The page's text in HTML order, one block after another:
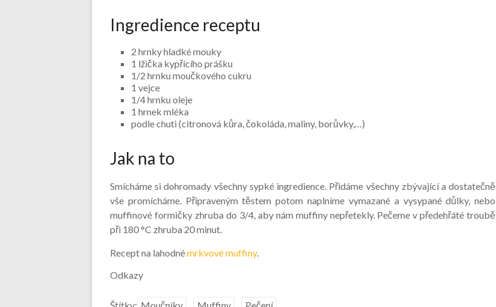
Ingredience receptu
2 hrnky hladké mouky
1 lžička kypřícího prášku
1/2 hrnku moučkového cukru
1 vejce
1/4 hrnku oleje
1 hrnek mléka
podle chuti (citronová kůra, čokoláda, maliny, borůvky,…)
Jak na to
Smícháme si dohromady všechny sypké ingredience. Přidáme všechny zbývající a dostatečně
vše promícháme. Připraveným těstem potom naplníme vymazané a vysypané důlky, nebo
muffinové formičky zhruba do 3/4, aby nám muffiny nepřetekly. Pečeme v předehřáté troubě
při 180 °C zhruba 20 minut.
Recept na lahodnémrkvové muffiny.
Odkazy